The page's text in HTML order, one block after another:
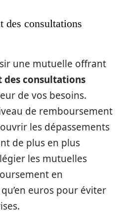
des consultations
une mutuelle offrant
consultations
de vos besoins.
de remboursement
les dépassements
de plus en plus
les mutuelles
en
euros pour éviter